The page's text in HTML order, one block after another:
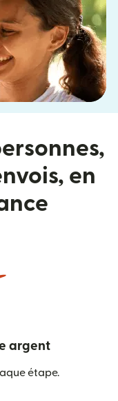
en
argent
étape.